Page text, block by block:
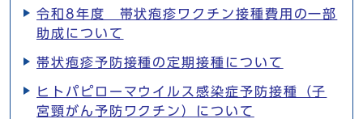
令和8年度 帯状疱疹ワクチン接種費用の一部
助成について
帯状疱疹予防接種の定期接種について
ヒトパピローマウイルス感染症予防接種（子
宮頸がん予防ワクチン）について